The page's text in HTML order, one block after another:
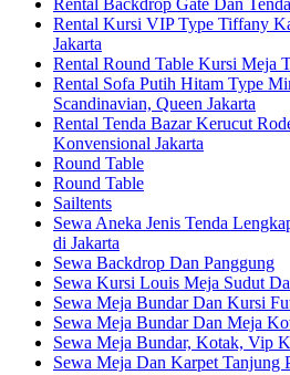
Rental Backdrop Gate Dan
Rental Kursi VIP Type Tiffany
Jakarta
Rental Round Table Kursi Meja
Rental Sofa Putih Hitam Type
Scandinavian, Queen Jakarta
Rental Tenda Bazar Kerucut
Konvensional Jakarta
Round Table
Round Table
Sailtents
Sewa Aneka Jenis Tenda
di Jakarta
Sewa Backdrop Dan Panggung
Sewa Kursi Louis Meja Sudut
Sewa Meja Bundar Dan Kursi
Sewa Meja Bundar Dan Meja
Sewa Meja Bundar, Kotak, Vip
Sewa Meja Dan Karpet Tanjung